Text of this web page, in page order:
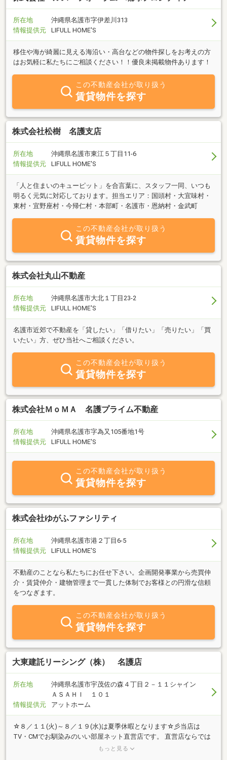
所在地
沖縄県名護市字伊差川313
情報提供元
LIFULL HOME'S
移住や海が綺麗に見える海沿い・高台などの物件探しをお考えの方
はお気軽に私たちにご相談ください！！優良未掲載物件あります！
この不動産会社が取り扱う
賃貸物件を探す
株式会社松樹 名護支店
所在地
沖縄県名護市東江５丁目11-6
情報提供元
LIFULL HOME'S
「人と住まいのキューピット」を合言葉に、スタッフ一同、いつも
明るく元気に対応しております。担当エリア：国頭村・大宜味村・
東村・宜野座村・今帰仁村・本部町・名護市・恩納村・金武町
この不動産会社が取り扱う
賃貸物件を探す
株式会社丸山不動産
所在地
沖縄県名護市大北１丁目23-2
情報提供元
LIFULL HOME'S
名護市近郊で不動産を「貸したい」「借りたい」「売りたい」「買
いたい」方、ぜひ当社へご相談ください。
この不動産会社が取り扱う
賃貸物件を探す
株式会社ＭｏＭＡ 名護プライム不動産
所在地
沖縄県名護市字為又105番地1号
情報提供元
LIFULL HOME'S
この不動産会社が取り扱う
賃貸物件を探す
株式会社ゆがふファシリティ
所在地
沖縄県名護市港２丁目6‐5
情報提供元
LIFULL HOME'S
不動産のことなら私たちにお任せ下さい。企画開発事業から売買仲
介・賃貸仲介・建物管理まで一貫した体制でお客様との円滑な信頼
をつなぎます。
この不動産会社が取り扱う
賃貸物件を探す
大東建託リーシング（株） 名護店
所在地
沖縄県名護市宇茂佐の森４丁目２－１１シャイン
ＡＳＡＨＩ １０１
情報提供元
アットホーム
☆８／１１(火)～８／１９(水)は夏季休暇となります☆彡当店は
TV・CMでお馴染みのいい部屋ネット直営店です。 直営店ならでは
の豊富な賃貸情報をご用意しております。 全国各地からのお部屋探
もっと見る